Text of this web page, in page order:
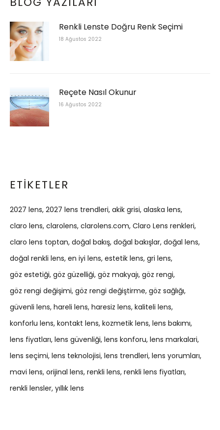
Renkli Lenste Doğru Renk Seçimi
18 Ağustos 2022
Reçete Nasıl Okunur
16 Ağustos 2022
ETIKETLER
2027 lens 2027 lens trendleri akik grisi alaska lens
claro lens clarolens clarolens.com Claro Lens renkleri
claro lens toptan doğal bakış doğal bakışlar doğal lens
doğal renkli lens en iyi lens estetik lens gri lens
göz estetiği göz güzelliği göz makyajı göz rengi
göz rengi değişimi göz rengi değiştirme göz sağlığı
güvenli lens hareli lens haresiz lens kaliteli lens
konforlu lens kontakt lens kozmetik lens lens bakımı
lens fiyatları lens güvenliği lens konforu lens markalari
lens seçimi lens teknolojisi lens trendleri lens yorumları
mavi lens orijinal lens renkli lens renkli lens fiyatları
renkli lensler yıllık lens